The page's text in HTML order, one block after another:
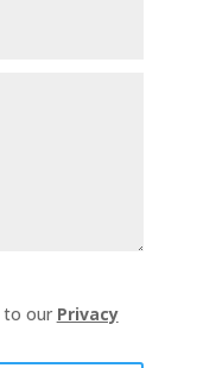
to our Privacy